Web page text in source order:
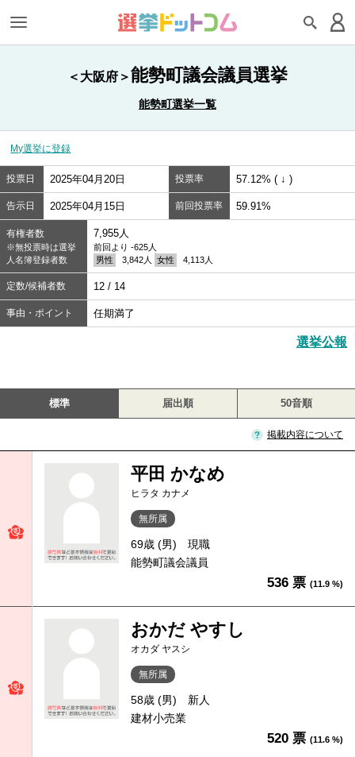
＜大阪府＞能勢町議会議員選挙
能勢町選挙一覧
My選挙に登録
投票日 2025年04月20日 投票率 57.12% ( ↓ )
告示日 2025年04月15日 前回投票率 59.91%
有権者数
※無投票時は選挙
人名簿登録者数
7,955人
前回より -625人
男性
3,842人 女性 4,113人
定数/候補者数 12 / 14
事由・ポイント 任期満了
選挙公報
標準 届出順 50音順
掲載内容について
平田 かなめ
ヒラタ カナメ
無所属
69歳 (男)
現職
能勢町議会議員
536 票 (11.9 %)
おかだ やすし
オカダ ヤスシ
無所属
58歳 (男)
新人
建材小売業
520 票 (11.6 %)